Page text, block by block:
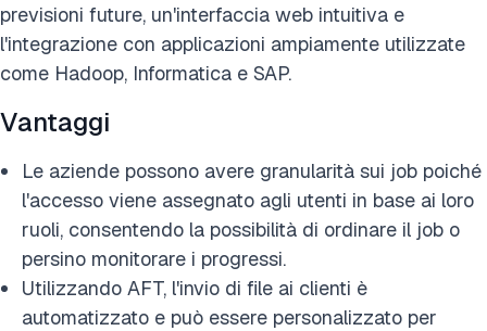
previsioni future, un'interfaccia web intuitiva e
l'integrazione con applicazioni ampiamente utilizzate
come Hadoop, Informatica e SAP.
Vantaggi
Le aziende possono avere granularità sui job poiché
l'accesso viene assegnato agli utenti in base ai loro
ruoli, consentendo la possibilità di ordinare il job o
persino monitorare i progressi.
Utilizzando AFT, l'invio di file ai clienti è
automatizzato e può essere personalizzato per